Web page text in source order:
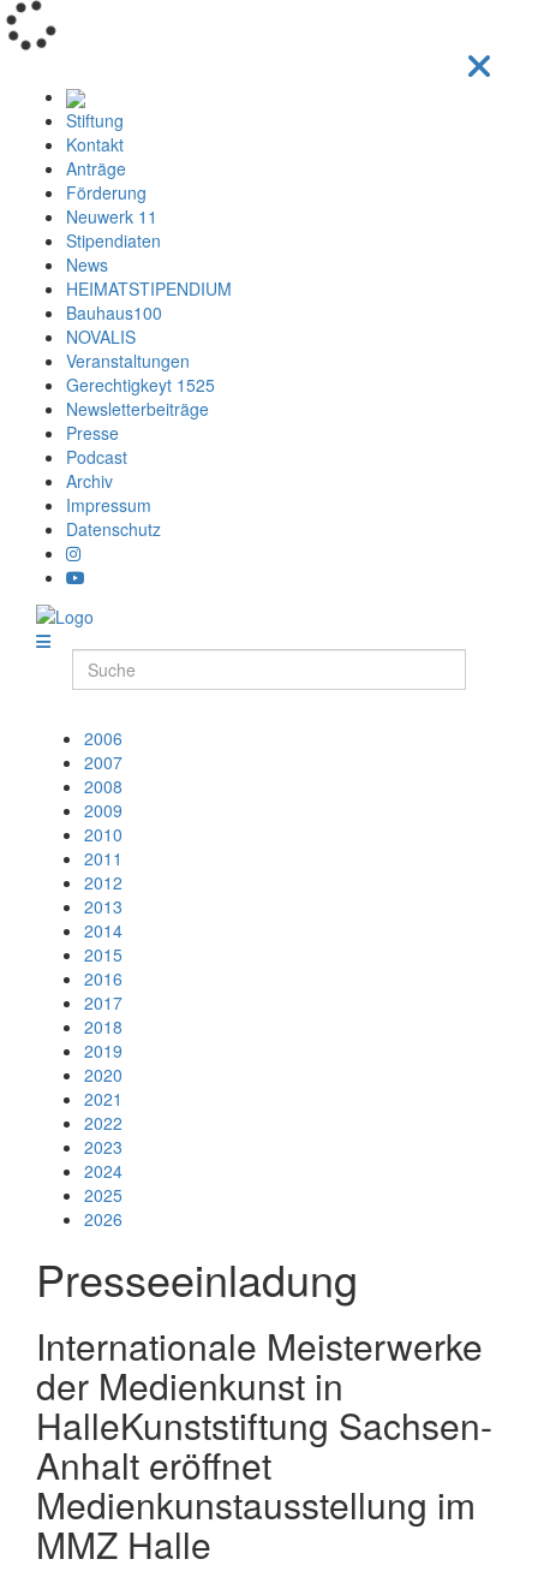
Stiftung
Kontakt
Anträge
Förderung
Neuwerk 11
Stipendiaten
News
HEIMATSTIPENDIUM
Bauhaus100
NOVALIS
Veranstaltungen
Gerechtigkeyt 1525
Newsletterbeiträge
Presse
Podcast
Archiv
Impressum
Datenschutz
2006
2007
2008
2009
2010
2011
2012
2013
2014
2015
2016
2017
2018
2019
2020
2021
2022
2023
2024
2025
2026
Presseeinladung
Internationale Meisterwerke
der Medienkunst in
HalleKunststiftung Sachsen-
Anhalt eröffnet
Medienkunstausstellung im
MMZ Halle